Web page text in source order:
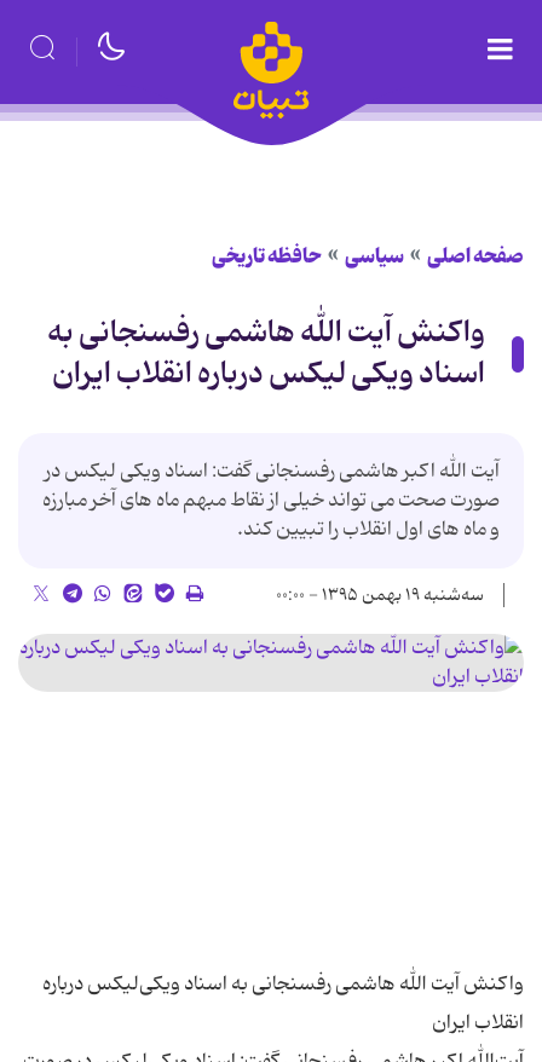
صفحه اصلی سیاسی حافظه تاریخی
واکنش آیت الله هاشمی رفسنجانی به
اسناد ویکی لیکس درباره انقلاب ایران
آیت الله اکبر هاشمی رفسنجانی گفت: اسناد ویکی لیکس در
صورت صحت می تواند خیلی از نقاط مبهم ماه های آخر مبارزه
و ماه های اول انقلاب را تبیین کند.
سه‌شنبه ۱۹ بهمن ۱۳۹۵ - ۰۰:۰۰
واکنش آیت الله هاشمی رفسنجانی به اسناد ویکی‌لیکس درباره